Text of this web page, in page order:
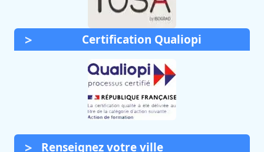
Certification Qualiopi
Renseignez votre ville